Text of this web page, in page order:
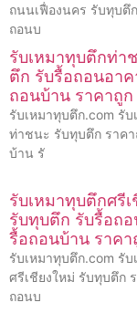
ถนนเฟื่องนคร รับทุบตึ
ถอนบ
รับเหมาทุบตึกท่า
ตึก รับรื้อถอนอาค
ถอนบ้าน ราคาถูก
รับเหมาทุบตึก.com รั
ท่าชนะ รับทุบตึก ราคา
บ้าน รั
รับเหมาทุบตึกศรี
รับทุบตึก รับรื้อถ
รื้อถอนบ้าน ราคา
รับเหมาทุบตึก.com รั
ศรีเชียงใหม่ รับทุบตึก
ถอนบ